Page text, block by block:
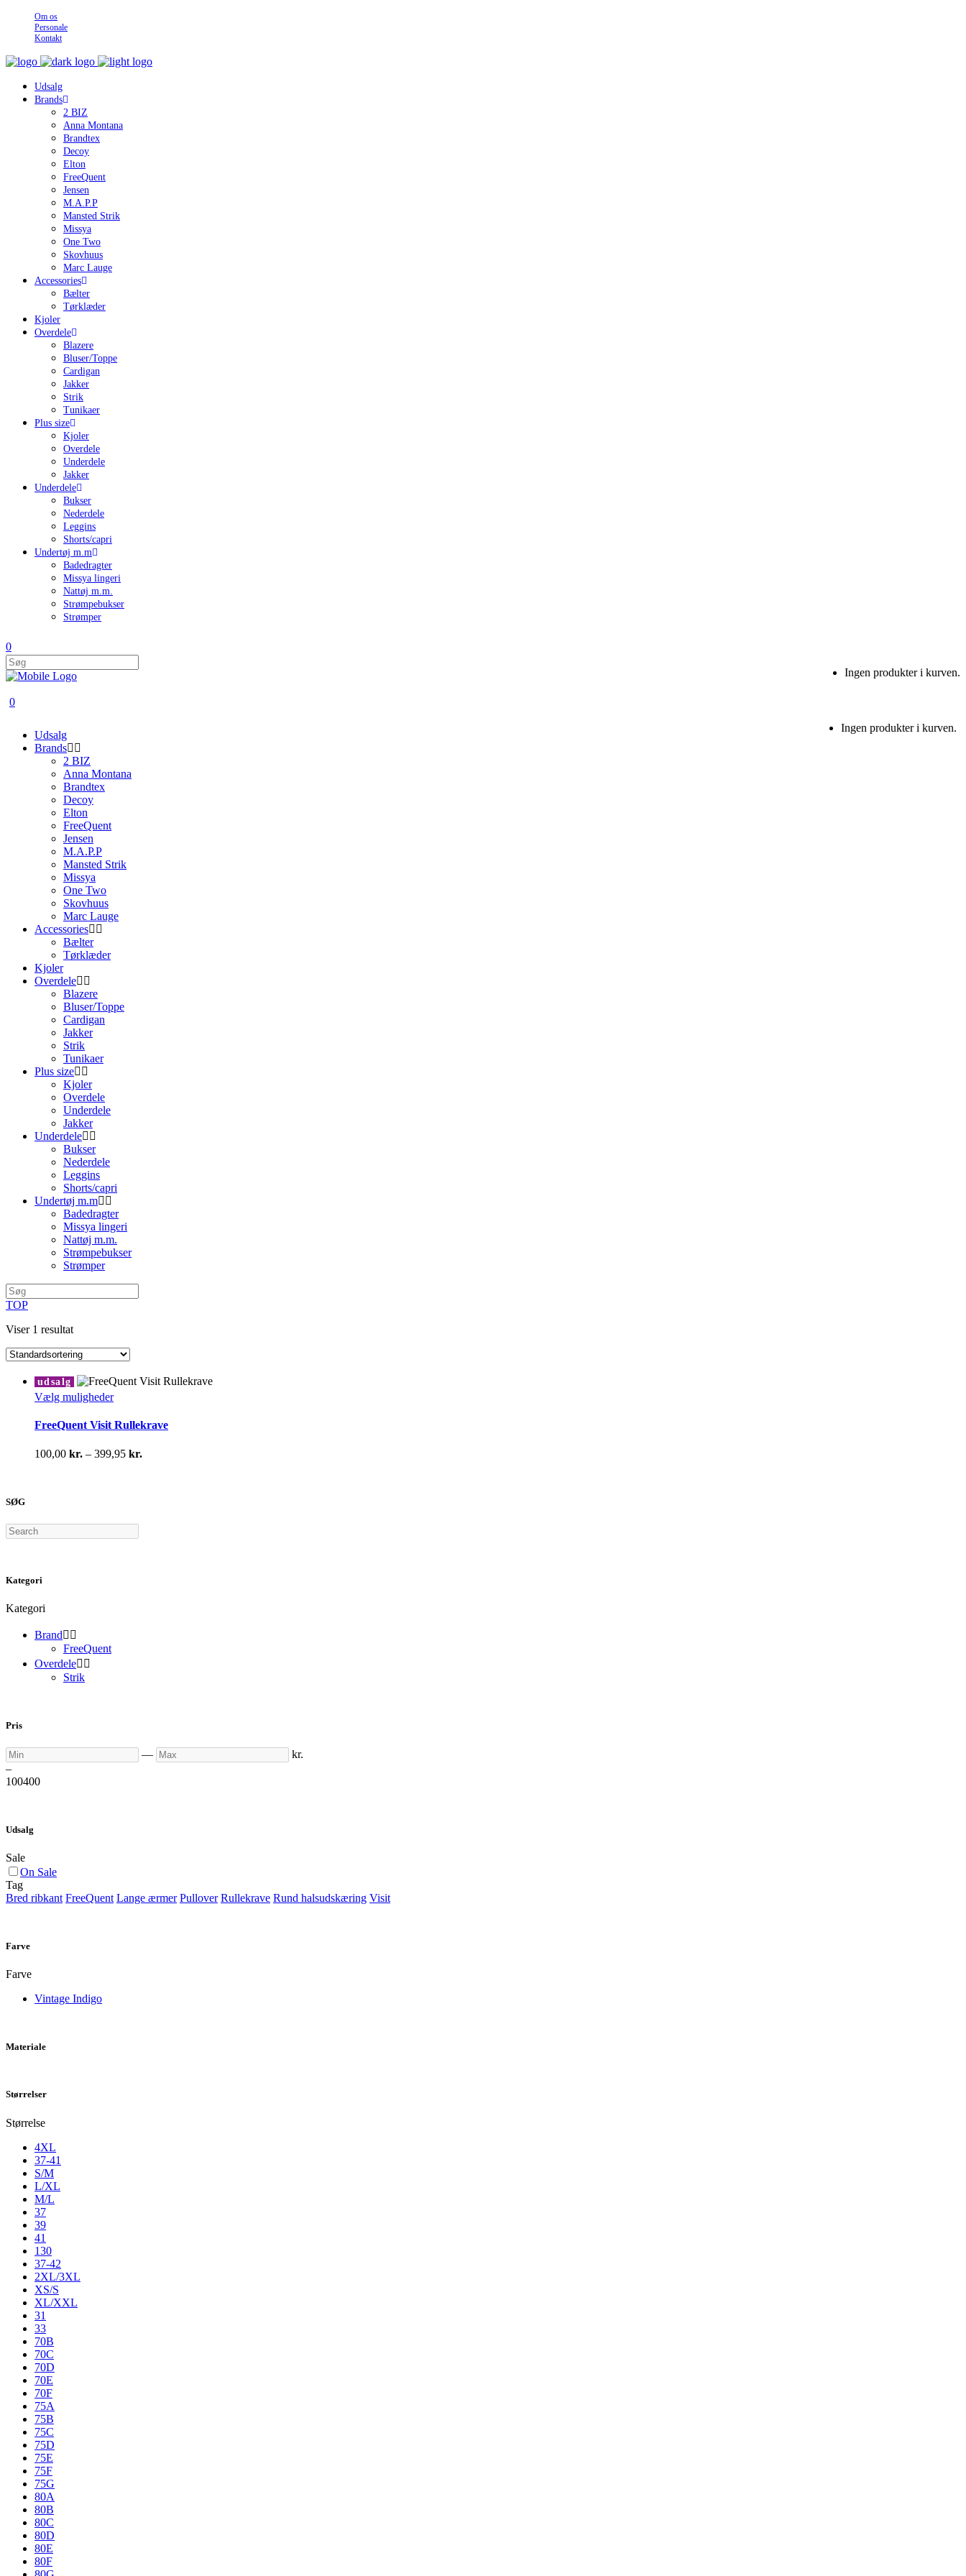
Om os
Personale
Kontakt
Udsalg
Brands
2 BIZ
Anna Montana
Brandtex
Decoy
Elton
FreeQuent
Jensen
M.A.P.P
Mansted Strik
Missya
One Two
Skovhuus
Marc Lauge
Accessories
Bælter
Tørklæder
Kjoler
Overdele
Blazere
Bluser/Toppe
Cardigan
Jakker
Strik
Tunikaer
Plus size
Kjoler
Overdele
Underdele
Jakker
Underdele
Bukser
Nederdele
Leggins
Shorts/capri
Undertøj m.m
Badedragter
Missya lingeri
Nattøj m.m.
Strømpebukser
Strømper
0
Ingen produkter i kurven.
0
Ingen produkter i kurven.
Udsalg
Brands
2 BIZ
Anna Montana
Brandtex
Decoy
Elton
FreeQuent
Jensen
M.A.P.P
Mansted Strik
Missya
One Two
Skovhuus
Marc Lauge
Accessories
Bælter
Tørklæder
Kjoler
Overdele
Blazere
Bluser/Toppe
Cardigan
Jakker
Strik
Tunikaer
Plus size
Kjoler
Overdele
Underdele
Jakker
Underdele
Bukser
Nederdele
Leggins
Shorts/capri
Undertøj m.m
Badedragter
Missya lingeri
Nattøj m.m.
Strømpebukser
Strømper
TOP
Viser 1 resultat
udsalg
Vælg mulighederDette
har
varianter.
Mulighederne
FreeQuent Visit Rullekrave
100,00 kr. – 399,95 kr.
SØG
Search
Kategori
Kategori
Brand 
FreeQuent
Overdele 
Strik
Pris
Min — Max
kr.
–
100400
Udsalg
Sale
On Sale
Tag
Bred ribkant FreeQuent Lange ærmer Pullover Rullekrave Rund halsudskæring Visit
Farve
Farve
Vintage Indigo
Materiale
Størrelser
Størrelse
4XL
37-41
S/M
L/XL
M/L
37
39
41
130
37-42
2XL/3XL
XS/S
XL/XXL
31
33
70B
70C
70D
70E
70F
75A
75B
75C
75D
75E
75F
75G
80A
80B
80C
80D
80E
80F